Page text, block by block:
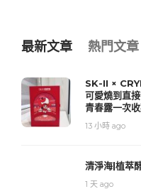
最新文章 熱門文章
SK-II ×
可愛燒到直
青春露一次
13 小時 ago
清淨海|植萃
1 天 ago